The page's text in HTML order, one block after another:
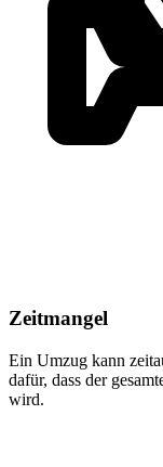
Zeitmangel
Ein Umzug kann
dafür, dass der
wird.